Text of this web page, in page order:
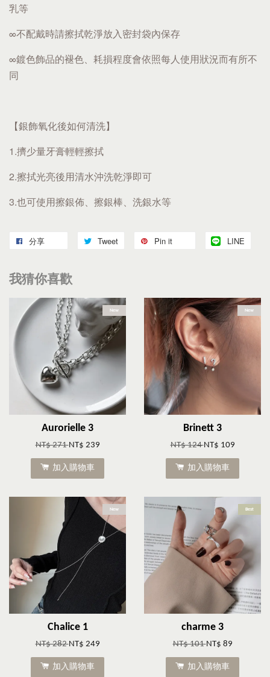
乳等
∞不配戴時請擦拭乾淨放入密封袋內保存
∞鍍色飾品的褪色、耗損程度會依照每人使用狀況而有所不
同
【銀飾氧化後如何清洗】
1.擠少量牙膏輕輕擦拭
2.擦拭光亮後用清水沖洗乾淨即可
3.也可使用擦銀佈、擦銀棒、洗銀水等
分享 Tweet Pin it LINE
我猜你喜歡
New
Aurorielle 3
NT$ 271NT$ 239
加入購物車
New
Brinett 3
NT$ 124NT$ 109
加入購物車
New
Chalice 1
NT$ 282NT$ 249
加入購物車
Best
charme 3
NT$ 101NT$ 89
加入購物車